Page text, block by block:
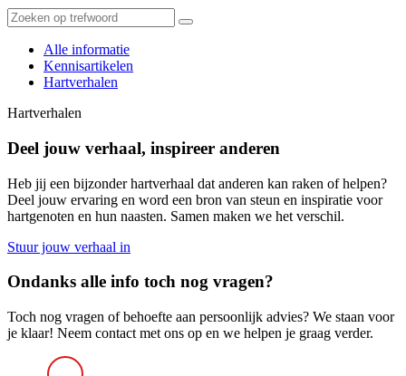
Alle informatie
Kennisartikelen
Hartverhalen
Hartverhalen
Deel jouw verhaal, inspireer anderen
Heb jij een bijzonder hartverhaal dat anderen kan raken of helpen?
Deel jouw ervaring en word een bron van steun en inspiratie voor
hartgenoten en hun naasten. Samen maken we het verschil.
Stuur jouw verhaal in
Ondanks alle info toch nog vragen?
Toch nog vragen of behoefte aan persoonlijk advies? We staan voor
je klaar! Neem contact met ons op en we helpen je graag verder.